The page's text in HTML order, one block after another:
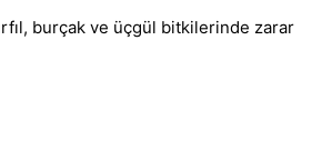
burçak ve üçgül bitkilerinde zarar